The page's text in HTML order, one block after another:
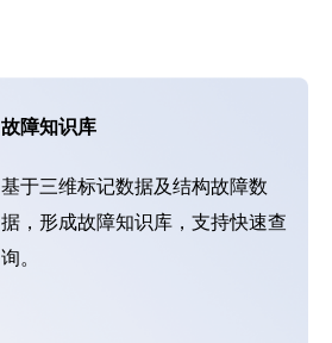
故障知识库
基于三维标记数据及结构故障数
据，形成故障知识库，支持快速查
询。